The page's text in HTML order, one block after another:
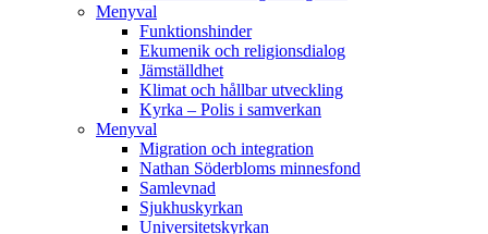
Menyval
Funktionshinder
Ekumenik och religionsdialog
Jämställdhet
Klimat och hållbar utveckling
Kyrka – Polis i samverkan
Menyval
Migration och integration
Nathan Söderbloms minnesfond
Samlevnad
Sjukhuskyrkan
Universitetskyrkan